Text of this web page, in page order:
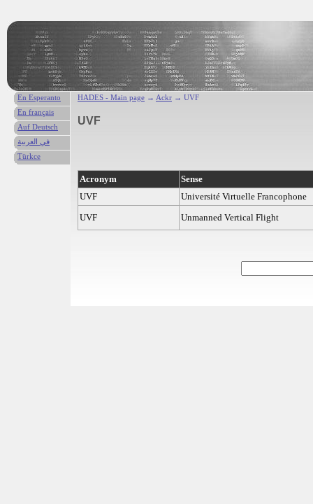
HADES - Main page → Ackr → UVF
UVF
Acronym
Sense
UVF
Université Virtuelle Francophone
UVF
Unmanned Vertical Flight
En Esperanto
En français
Auf Deutsch
في العربية
Türkce